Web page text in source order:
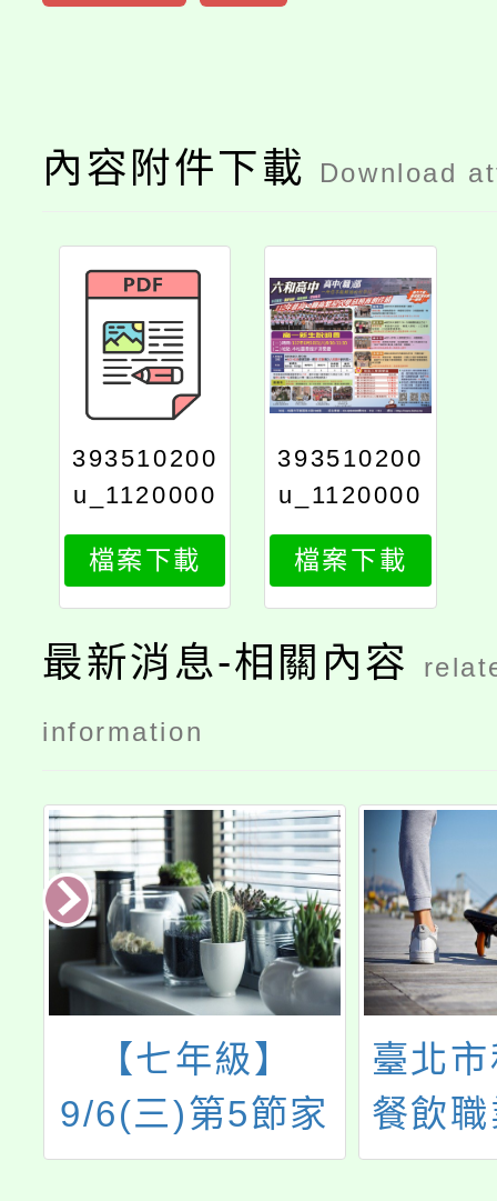
內容附件下載 Download
393510200
u_1120000
106_608_p
rint
檔案下載
393510200
u_1120000
106_6081
檔案下載
最新消息-相關內容
information
【七年級】
9/6(三)第5節家
庭教育宣導，請
臺北
餐飲
理兩